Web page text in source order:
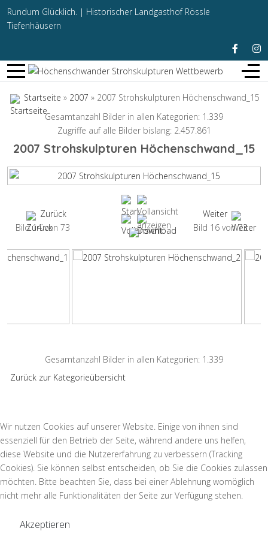
Rundum Glücklich. | Historischer Landgasthof Rössle
Tiefenhäusern
Startseite » 2007 » 2007 Strohskulpturen Höchenschwand_15
Gesamtanzahl Bilder in allen Kategorien: 1.339
Zugriffe auf alle Bilder bislang: 2.457.861
2007 Strohskulpturen Höchenschwand_15
Zurück
Bild 14 von 73
Weiter
Bild 16 von 73
Gesamtanzahl Bilder in allen Kategorien: 1.339
Zurück zur Kategorieübersicht
Wir nutzen Cookies auf unserer Website. Einige von ihnen sind
essenziell für den Betrieb der Seite, während andere uns helfen,
diese Website und die Nutzererfahrung zu verbessern (Tracking
Cookies). Sie können selbst entscheiden, ob Sie die Cookies zulassen
möchten. Bitte beachten Sie, dass bei einer Ablehnung womöglich
nicht mehr alle Funktionalitäten der Seite zur Verfügung stehen.
Akzeptieren